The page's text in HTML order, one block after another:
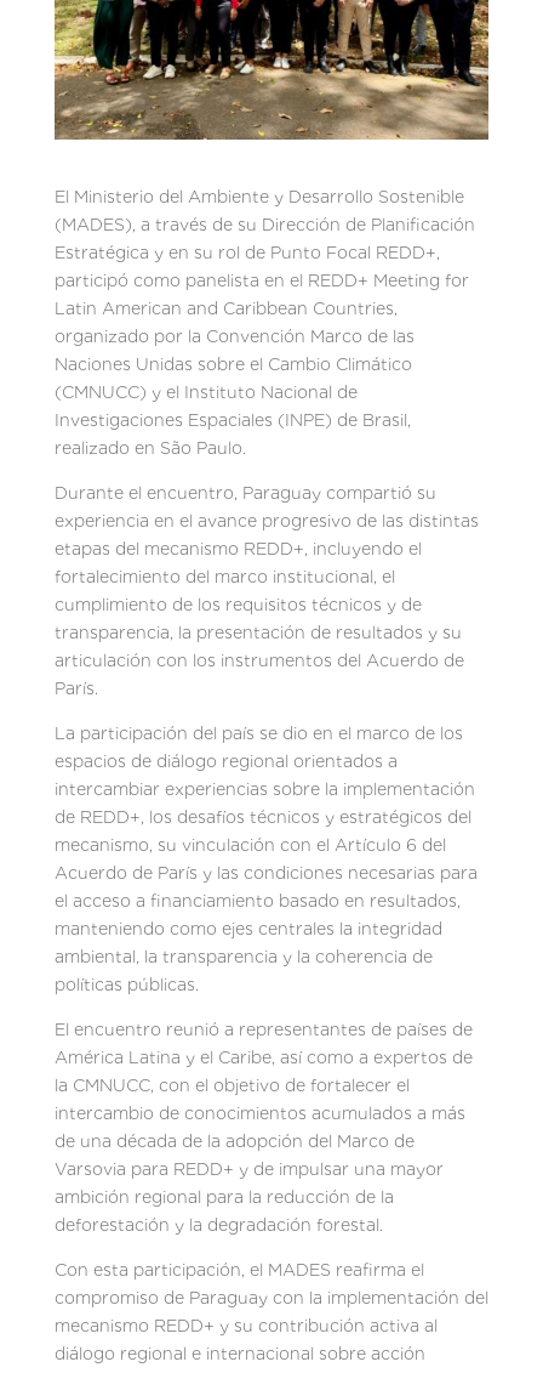
El Ministerio del Ambiente y Desarrollo Sostenible
(MADES), a través de su Dirección de Planificación
Estratégica y en su rol de Punto Focal REDD+,
participó como panelista en el REDD+ Meeting for
Latin American and Caribbean Countries,
organizado por la Convención Marco de las
Naciones Unidas sobre el Cambio Climático
(CMNUCC) y el Instituto Nacional de
Investigaciones Espaciales (INPE) de Brasil,
realizado en São Paulo.
Durante el encuentro, Paraguay compartió su
experiencia en el avance progresivo de las distintas
etapas del mecanismo REDD+, incluyendo el
fortalecimiento del marco institucional, el
cumplimiento de los requisitos técnicos y de
transparencia, la presentación de resultados y su
articulación con los instrumentos del Acuerdo de
París.
La participación del país se dio en el marco de los
espacios de diálogo regional orientados a
intercambiar experiencias sobre la implementación
de REDD+, los desafíos técnicos y estratégicos del
mecanismo, su vinculación con el Artículo 6 del
Acuerdo de París y las condiciones necesarias para
el acceso a financiamiento basado en resultados,
manteniendo como ejes centrales la integridad
ambiental, la transparencia y la coherencia de
políticas públicas.
El encuentro reunió a representantes de países de
América Latina y el Caribe, así como a expertos de
la CMNUCC, con el objetivo de fortalecer el
intercambio de conocimientos acumulados a más
de una década de la adopción del Marco de
Varsovia para REDD+ y de impulsar una mayor
ambición regional para la reducción de la
deforestación y la degradación forestal.
Con esta participación, el MADES reafirma el
compromiso de Paraguay con la implementación del
mecanismo REDD+ y su contribución activa al
diálogo regional e internacional sobre acción